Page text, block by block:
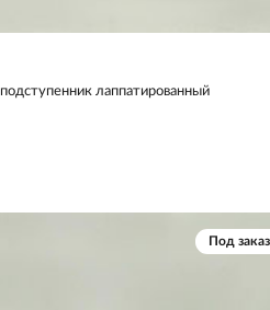
лаппатированный
Под заказ